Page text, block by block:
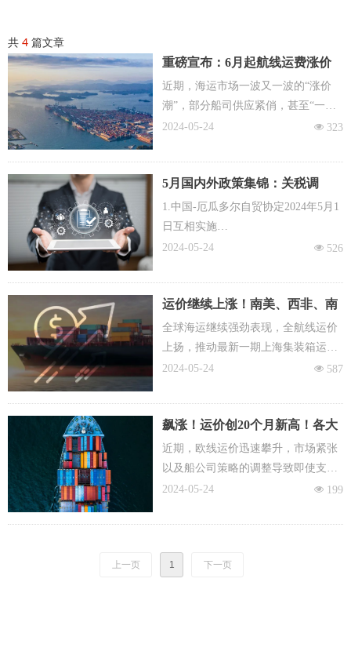
共 4 篇文章
重磅宣布：6月起航线运费涨价
近期，海运市场一波又一波的“涨价
潮”，部分船司供应紧俏，甚至“一舱
难求”。最近，马士基、赫伯罗特、达
告，继续宣布新一轮运价调整计划征
收旺季附加费PSS等，涉及非洲、南
美、中东、北美等航线...
넶 323
2024-05-24
5月国内外政策集锦：关税调
整、海运费涨价、跨境电商平台
新规等！
1.中国-厄瓜多尔自贸协定2024年5月1
日互相实施
根据《中华人民共和国进出口关税条
对原产于厄瓜多尔的部分进口货物按
《中华人民共和国政府和厄瓜多尔共
和国政府自由贸易协定》实施协定税
率。
넶 526
2024-05-24
运价继续上涨！南美、西非、南
非暴涨超2成，美东美西再涨1成
全球海运继续强劲表现，全航线运价
上扬，推动最新一期上海集装箱运价
指数(SCFI)上涨214.97点至2520.76
涨，并创下了自2022年9月中旬(近20
个月)以来的最高点。具体来看，欧洲
和地中海航线的运价分别上涨了
6.31％和1.07％，而美西和美东航线
的涨幅则更为显著，分别为14.39％和
非和西非航线，运价分别上涨了
넶 587
2024-05-24
飙涨！运价创20个月新高！各大
船公司又开始抢攻这一航线
近期，欧线运价迅速攀升，市场紧张
以及船公司策略的调整导致即使支付
高价运费也难以订到舱位。南美航线
有的运价已突破10000美元大关。随着
司纷纷开始加强中国至墨西哥航线的
넶 199
2024-05-24
上一页 1 下一页